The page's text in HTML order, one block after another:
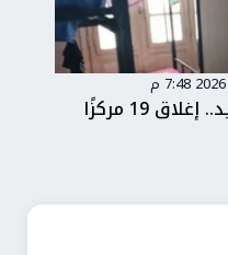
الصحة تضرب بيد من حديد.. إغلاق 19 مركزًا